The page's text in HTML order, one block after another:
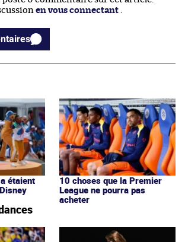
en vous connectant .
étaient
10 choses que la Premier
League ne pourra pas
acheter